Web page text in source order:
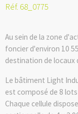
Réf. 68_0775
Au sein de la zone
foncier d'environ 10
destination de locaux
Le bâtiment Light
est composé de 8 lots
Chaque cellule